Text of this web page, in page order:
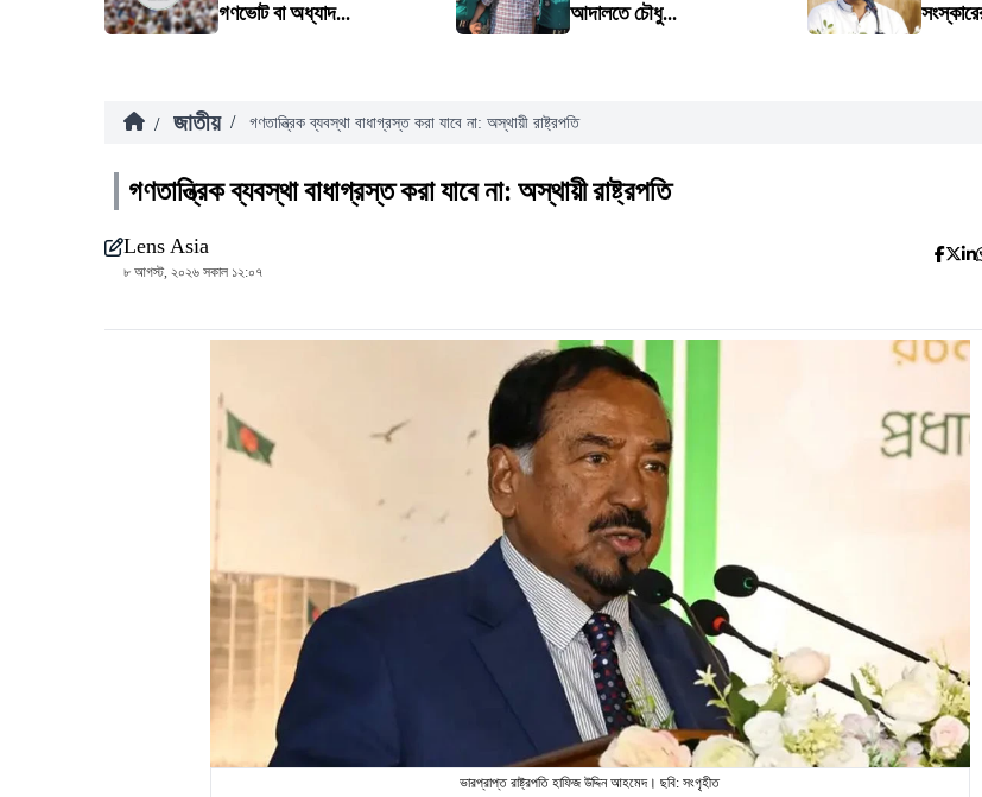
গণভোট বা অধ্যাদ...
আদালতে চৌধু...
/ জাতীয় / গণতান্ত্রিক ব্যবস্থা বাধাগ্রস্ত করা যাবে না: অস্থায়ী রাষ্ট্রপতি
গণতান্ত্রিক ব্যবস্থা বাধাগ্রস্ত করা যাবে না: অস্থায়ী রাষ্ট্রপতি
Lens Asia
৮ আগস্ট, ২০২৬ সকাল ১২:০৭
ভারপ্রাপ্ত রাষ্ট্রপতি হাফিজ উদ্দিন আহমেদ। ছবি: সংগৃহীত